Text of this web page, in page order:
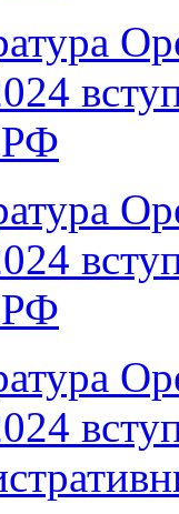
РФ
РФ